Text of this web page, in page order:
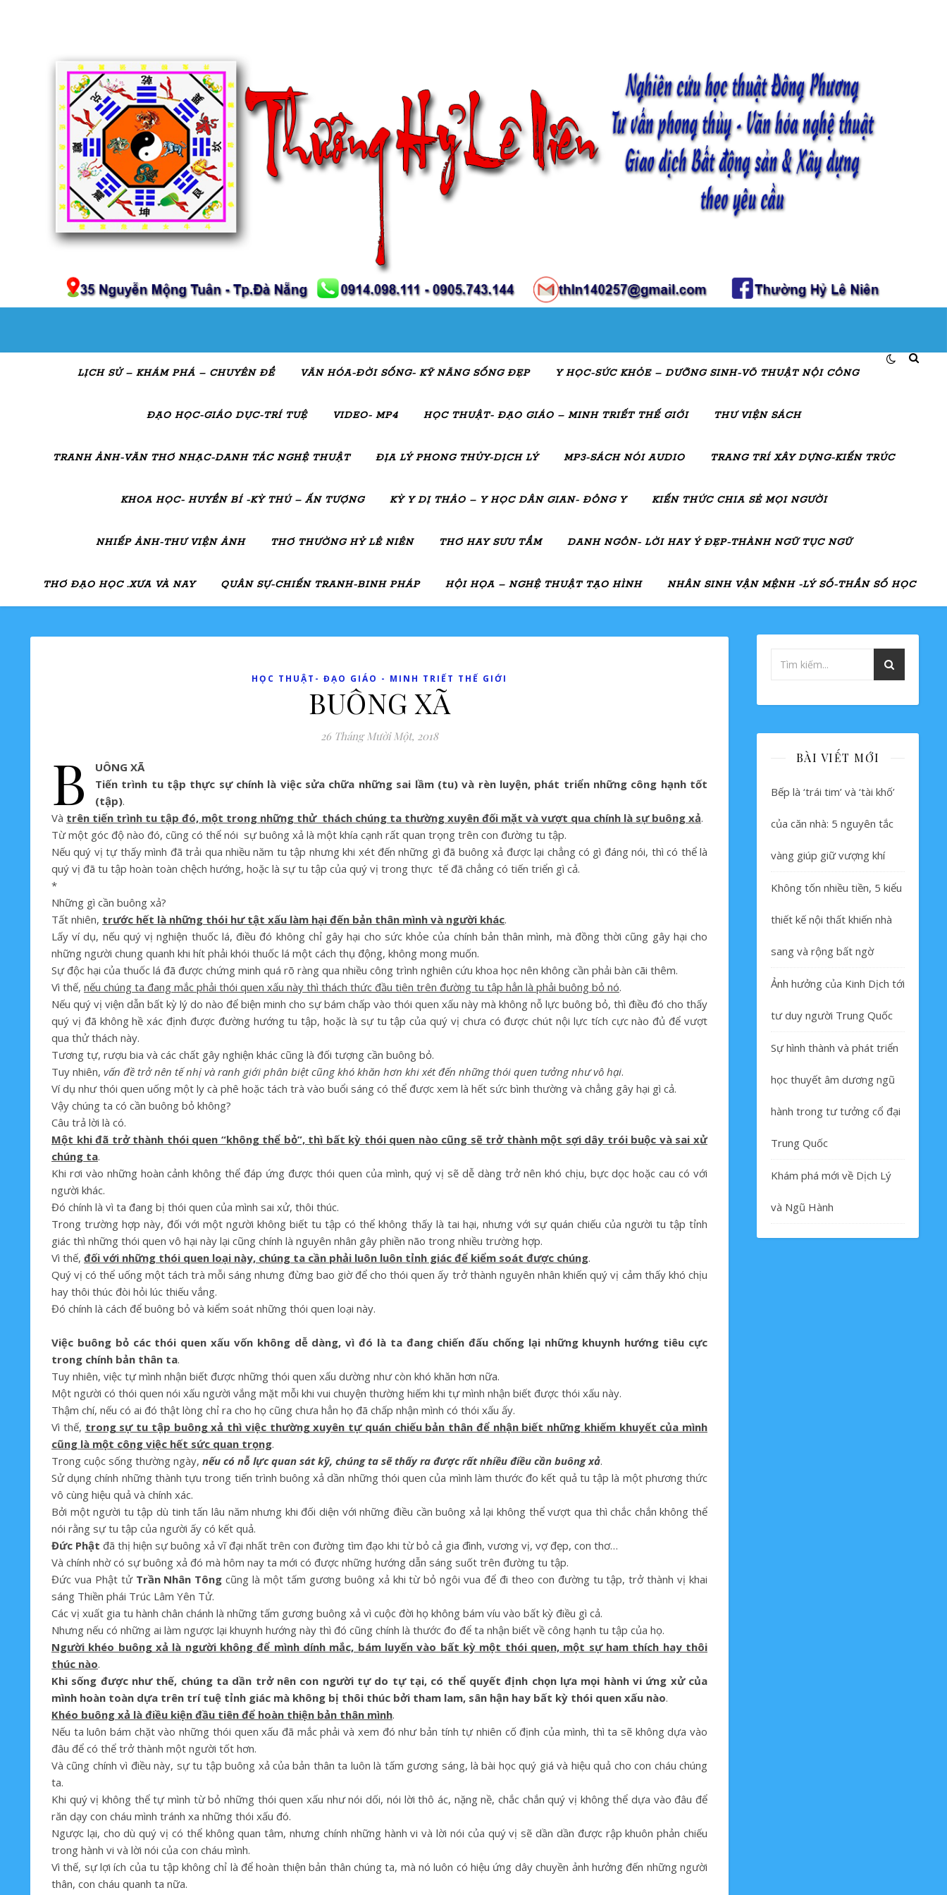
LỊCH SỬ – KHÁM PHÁ – CHUYÊN ĐỀ VĂN HÓA-ĐỜI SỐNG- KỸ NĂNG SỐNG ĐẸP Y HỌC-SỨC KHỎE – DƯỠNG SINH-VÕ THUẬT NỘI CÔNG
ĐẠO HỌC-GIÁO DỤC-TRÍ TUỆ VIDEO- MP4 HỌC THUẬT- ĐẠO GIÁO – MINH TRIẾT THẾ GIỚI THƯ VIỆN SÁCH
TRANH ẢNH-VĂN THƠ NHẠC-DANH TÁC NGHỆ THUẬT ĐỊA LÝ PHONG THỦY-DỊCH LÝ MP3-SÁCH NÓI AUDIO TRANG TRÍ XÂY DỰNG-KIẾN TRÚC
KHOA HỌC- HUYỀN BÍ -KỲ THÚ – ẤN TƯỢNG KỲ Y DỊ THẢO – Y HỌC DÂN GIAN- ĐÔNG Y KIẾN THỨC CHIA SẺ MỌI NGƯỜI
NHIẾP ẢNH-THƯ VIỆN ẢNH THƠ THƯỜNG HỶ LÊ NIÊN THƠ HAY SƯU TẦM DANH NGÔN- LỜI HAY Ý ĐẸP-THÀNH NGỮ TỤC NGỮ
THƠ ĐẠO HỌC .XƯA VÀ NAY QUÂN SỰ-CHIẾN TRANH-BINH PHÁP HỘI HỌA – NGHỆ THUẬT TẠO HÌNH NHÂN SINH VẬN MỆNH -LÝ SỐ-THẦN SỐ HỌC
HỌC THUẬT- ĐẠO GIÁO - MINH TRIẾT THẾ GIỚI
BUÔNG XÃ
26 Tháng Mười Một, 2018
B
UÔNG XÃ
Tiến trình tu tập thực sự chính là việc sửa chữa những sai lầm (tu) và rèn luyện, phát triển những công hạnh tốt
(tập).
Và trên tiến trình tu tập đó, một trong những thử thách chúng ta thường xuyên đối mặt và vượt qua chính là sự buông xả.
Từ một góc độ nào đó, cũng có thể nói sự buông xả là một khía cạnh rất quan trọng trên con đường tu tập.
Nếu quý vị tự thấy mình đã trải qua nhiều năm tu tập nhưng khi xét đến những gì đã buông xả được lại chẳng có gì đáng nói, thì có thể là
quý vị đã tu tập hoàn toàn chệch hướng, hoặc là sự tu tập của quý vị trong thực tế đã chẳng có tiến triển gì cả.
*
Những gì cần buông xả?
Tất nhiên, trước hết là những thói hư tật xấu làm hại đến bản thân mình và người khác.
Lấy ví dụ, nếu quý vị nghiện thuốc lá, điều đó không chỉ gây hại cho sức khỏe của chính bản thân mình, mà đồng thời cũng gây hại cho
những người chung quanh khi hít phải khói thuốc lá một cách thụ động, không mong muốn.
Sự độc hại của thuốc lá đã được chứng minh quá rõ ràng qua nhiều công trình nghiên cứu khoa học nên không cần phải bàn cãi thêm.
Vì thế, nếu chúng ta đang mắc phải thói quen xấu này thì thách thức đầu tiên trên đường tu tập hẳn là phải buông bỏ nó.
Nếu quý vị viện dẫn bất kỳ lý do nào để biện minh cho sự bám chấp vào thói quen xấu này mà không nỗ lực buông bỏ, thì điều đó cho thấy
quý vị đã không hề xác định được đường hướng tu tập, hoặc là sự tu tập của quý vị chưa có được chút nội lực tích cực nào đủ để vượt
qua thử thách này.
Tương tự, rượu bia và các chất gây nghiện khác cũng là đối tượng cần buông bỏ.
Tuy nhiên, vấn đề trở nên tế nhị và ranh giới phân biệt cũng khó khăn hơn khi xét đến những thói quen tưởng như vô hại.
Ví dụ như thói quen uống một ly cà phê hoặc tách trà vào buổi sáng có thể được xem là hết sức bình thường và chẳng gây hại gì cả.
Vậy chúng ta có cần buông bỏ không?
Câu trả lời là có.
Một khi đã trở thành thói quen “không thể bỏ”, thì bất kỳ thói quen nào cũng sẽ trở thành một sợi dây trói buộc và sai xử
chúng ta.
Khi rơi vào những hoàn cảnh không thể đáp ứng được thói quen của mình, quý vị sẽ dễ dàng trở nên khó chịu, bực dọc hoặc cau có với
người khác.
Đó chính là vì ta đang bị thói quen của mình sai xử, thôi thúc.
Trong trường hợp này, đối với một người không biết tu tập có thể không thấy là tai hại, nhưng với sự quán chiếu của người tu tập tỉnh
giác thì những thói quen vô hại này lại cũng chính là nguyên nhân gây phiền não trong nhiều trường hợp.
Vì thế, đối với những thói quen loại này, chúng ta cần phải luôn luôn tỉnh giác để kiểm soát được chúng.
Quý vị có thể uống một tách trà mỗi sáng nhưng đừng bao giờ để cho thói quen ấy trở thành nguyên nhân khiến quý vị cảm thấy khó chịu
hay thôi thúc đòi hỏi lúc thiếu vắng.
Đó chính là cách để buông bỏ và kiểm soát những thói quen loại này.
Việc buông bỏ các thói quen xấu vốn không dễ dàng, vì đó là ta đang chiến đấu chống lại những khuynh hướng tiêu cực
trong chính bản thân ta.
Tuy nhiên, việc tự mình nhận biết được những thói quen xấu dường như còn khó khăn hơn nữa.
Một người có thói quen nói xấu người vắng mặt mỗi khi vui chuyện thường hiếm khi tự mình nhận biết được thói xấu này.
Thậm chí, nếu có ai đó thật lòng chỉ ra cho họ cũng chưa hẳn họ đã chấp nhận mình có thói xấu ấy.
Vì thế, trong sự tu tập buông xả thì việc thường xuyên tự quán chiếu bản thân để nhận biết những khiếm khuyết của mình
cũng là một công việc hết sức quan trọng.
Trong cuộc sống thường ngày, nếu có nỗ lực quan sát kỹ, chúng ta sẽ thấy ra được rất nhiều điều cần buông xả.
Sử dụng chính những thành tựu trong tiến trình buông xả dần những thói quen của mình làm thước đo kết quả tu tập là một phương thức
vô cùng hiệu quả và chính xác.
Bởi một người tu tập dù tinh tấn lâu năm nhưng khi đối diện với những điều cần buông xả lại không thể vượt qua thì chắc chắn không thể
nói rằng sự tu tập của người ấy có kết quả.
Đức Phật đã thị hiện sự buông xả vĩ đại nhất trên con đường tìm đạo khi từ bỏ cả gia đình, vương vị, vợ đẹp, con thơ…
Và chính nhờ có sự buông xả đó mà hôm nay ta mới có được những hướng dẫn sáng suốt trên đường tu tập.
Đức vua Phật tử Trần Nhân Tông cũng là một tấm gương buông xả khi từ bỏ ngôi vua để đi theo con đường tu tập, trở thành vị khai
sáng Thiền phái Trúc Lâm Yên Tử.
Các vị xuất gia tu hành chân chánh là những tấm gương buông xả vì cuộc đời họ không bám víu vào bất kỳ điều gì cả.
Nhưng nếu có những ai làm ngược lại khuynh hướng này thì đó cũng chính là thước đo để ta nhận biết về công hạnh tu tập của họ.
Người khéo buông xả là người không để mình dính mắc, bám luyến vào bất kỳ một thói quen, một sự ham thích hay thôi
thúc nào.
Khi sống được như thế, chúng ta dần trở nên con người tự do tự tại, có thể quyết định chọn lựa mọi hành vi ứng xử của
mình hoàn toàn dựa trên trí tuệ tỉnh giác mà không bị thôi thúc bởi tham lam, sân hận hay bất kỳ thói quen xấu nào.
Khéo buông xả là điều kiện đầu tiên để hoàn thiện bản thân mình.
Nếu ta luôn bám chặt vào những thói quen xấu đã mắc phải và xem đó như bản tính tự nhiên cố định của mình, thì ta sẽ không dựa vào
đâu để có thể trở thành một người tốt hơn.
Và cũng chính vì điều này, sự tu tập buông xả của bản thân ta luôn là tấm gương sáng, là bài học quý giá và hiệu quả cho con cháu chúng
ta.
Khi quý vị không thể tự mình từ bỏ những thói quen xấu như nói dối, nói lời thô ác, nặng nề, chắc chắn quý vị không thể dựa vào đâu để
răn dạy con cháu mình tránh xa những thói xấu đó.
Ngược lại, cho dù quý vị có thể không quan tâm, nhưng chính những hành vi và lời nói của quý vị sẽ dần dần được rập khuôn phản chiếu
trong hành vi và lời nói của con cháu mình.
Vì thế, sự lợi ích của tu tập không chỉ là để hoàn thiện bản thân chúng ta, mà nó luôn có hiệu ứng dây chuyền ảnh hưởng đến những người
thân, con cháu quanh ta nữa.
BÀI VIẾT MỚI
Bếp là ‘trái tim’ và ‘tài khố’
của căn nhà: 5 nguyên tắc
vàng giúp giữ vượng khí
Không tốn nhiều tiền, 5 kiểu
thiết kế nội thất khiến nhà
sang và rộng bất ngờ
Ảnh hưởng của Kinh Dịch tới
tư duy người Trung Quốc
Sự hình thành và phát triển
học thuyết âm dương ngũ
hành trong tư tưởng cổ đại
Trung Quốc
Khám phá mới về Dịch Lý
và Ngũ Hành